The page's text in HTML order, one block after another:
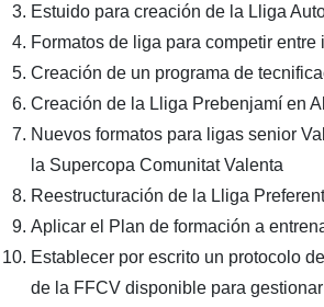
Estuido para creación de la Lliga
Formatos de liga para competir entre
Creación de un programa de
Creación de la Lliga Prebenjamí en
Nuevos formatos para ligas senior
la Supercopa Comunitat Valenta
Reestructuración de la Lliga
Aplicar el Plan de formación a
Establecer por escrito un protocolo
de la FFCV disponible para